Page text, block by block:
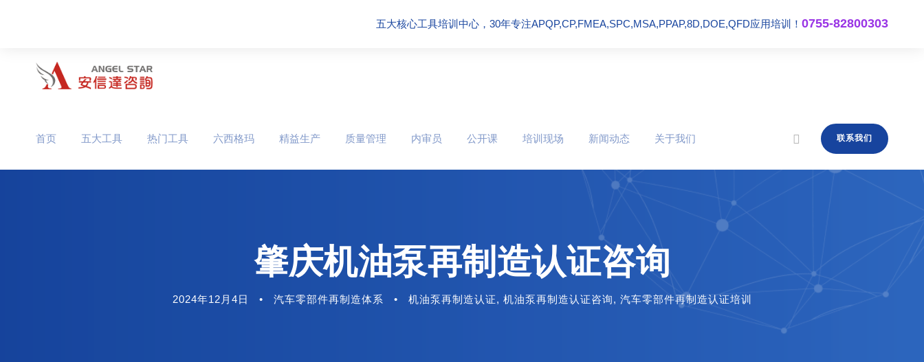
五大核心工具培训中心，30年专注APQP,CP,FMEA,SPC,MSA,PPAP,8D,DOE,QFD应用培训！ 0755-82800303
首页 五大工具 热门工具 六西格玛 精益生产 质量管理 内审员 公开课 培训现场 新闻动态 关于我们 联系我们
肇庆机油泵再制造认证咨询
2024年12月4日 • 汽车零部件再制造体系 • 机油泵再制造认证, 机油泵再制造认证咨询, 汽车零部件再制造认证培训